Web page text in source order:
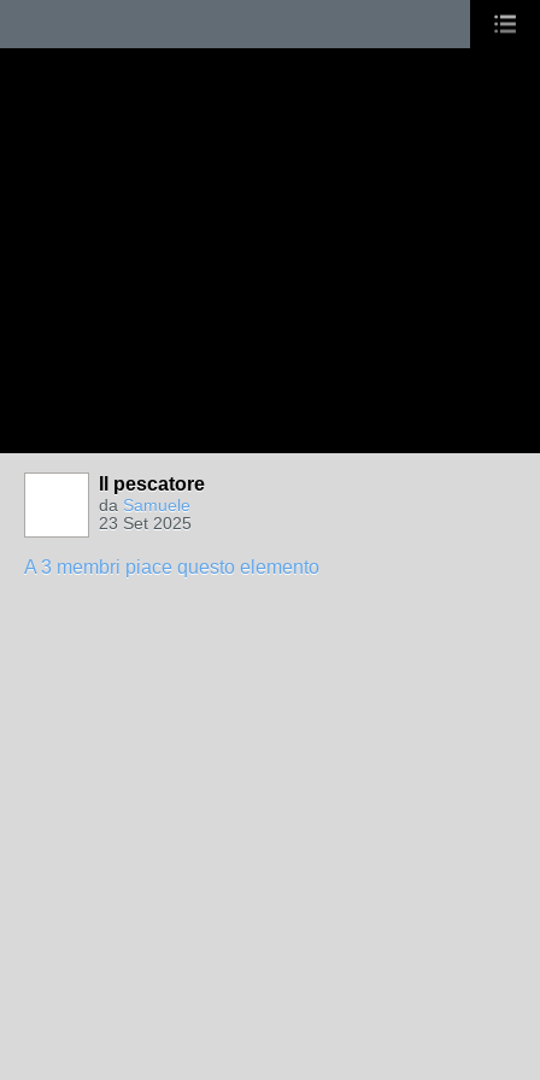
Il pescatore
da Samuele
23 Set 2025
A 3 membri piace questo elemento